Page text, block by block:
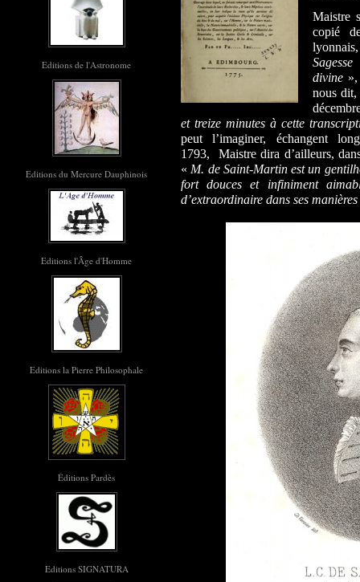
Editions de l'Astronome
Editions du Mercure Dauphinois
Editions l'Âge d'Homme
Editions la Pierre Philosophale
Éditions Pardès
Editions SIGNATURA
Maistre
copié
Sagesse
divine
nous
et treize minutes à cette
peut l’imaginer, échangent
1793,
Maistre dira d’ailleurs,
« M. de Saint-Martin est un
fort douces et infiniment
d’extraordinaire dans ses